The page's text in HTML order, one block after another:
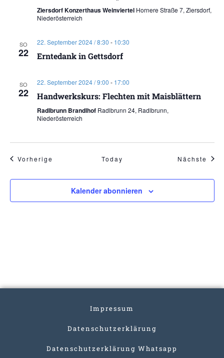
Ziersdorf Konzerthaus Weinviertel Hornere Straße 7, Ziersdorf,
Niederösterreich
SO
22
22. September 2024 / 8:30 - 10:30
Erntedank in Gettsdorf
SO
22
22. September 2024 / 9:00 - 17:00
Handwerkskurs: Flechten mit Maisblättern
Radlbrunn Brandlhof Radlbrunn 24, Radlbrunn,
Niederösterreich
Vorherige VeranstaltungenToday Nächste
Kalender abonnieren
Impressum
Datenschutzerklärung
Datenschutzerklärung Whatsapp